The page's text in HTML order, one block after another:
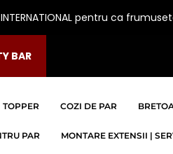
pentru ca
BAR
TOPPER COZI DE PAR
PAR MONTARE EXTENSII |